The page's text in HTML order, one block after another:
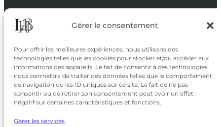
Gérer le consentement
Pour offrir les meilleures expériences, nous utilisons des
technologies telles que les cookies pour stocker et/ou accéder aux
informations des appareils. Le fait de consentir à ces technologies
nous permettra de traiter des données telles que le comportement
de navigation ou les ID uniques sur ce site. Le fait de ne pas
consentir ou de retirer son consentement peut avoir un effet
négatif sur certaines caractéristiques et fonctions.
Gérer les services
SUIVEZ-NOUS
SUR LES RÉSEAUX